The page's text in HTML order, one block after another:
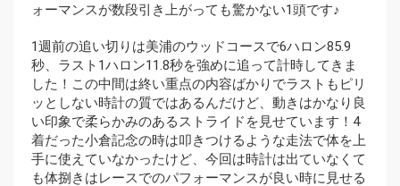
ォーマンスが数段引き上がっても驚かない1頭です♪
1週前の追い切りは美浦のウッドコースで6ハロン85.9
秒、ラスト1ハロン11.8秒を強めに追って計時してきま
した！この中間は終い重点の内容ばかりでラストもピリ
ッとしない時計の質ではあるんだけど、動きはかなり良
い印象で柔らかみのあるストライドを見せています！4
着だった小倉記念の時は叩きつけるような走法で体を上
手に使えていなかったけど、今回は時計は出ていなくて
も体捌きはレースでのパフォーマンスが良い時に見せる